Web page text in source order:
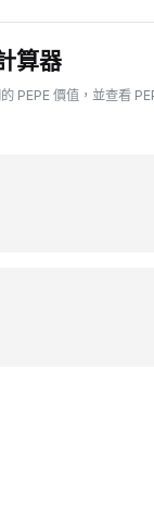
算器
PEPE 價值，並查看